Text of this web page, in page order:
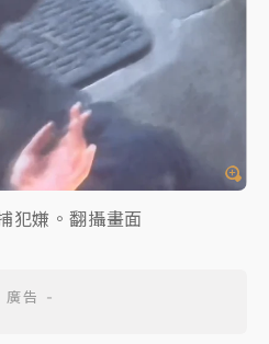
犯嫌。翻攝畫面